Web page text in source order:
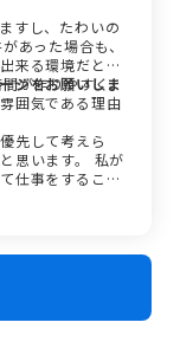
すし、たわいの
あった場合も、
来る環境だと思
が作りやすく、
囲気である理由
ジをお願いしま
先して考えら
思います。 私が
仕事をすること
務員の仕事に向
ょう！